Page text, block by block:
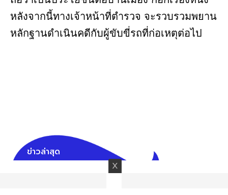
หลังจากนี้ทางเจ้าหน้าที่ตำรวจ จะรวบรวมพยาน
หลักฐานดำเนินคดีกับผู้ขับขี่รถที่ก่อเหตุต่อไป
ข่าวล่าสุด